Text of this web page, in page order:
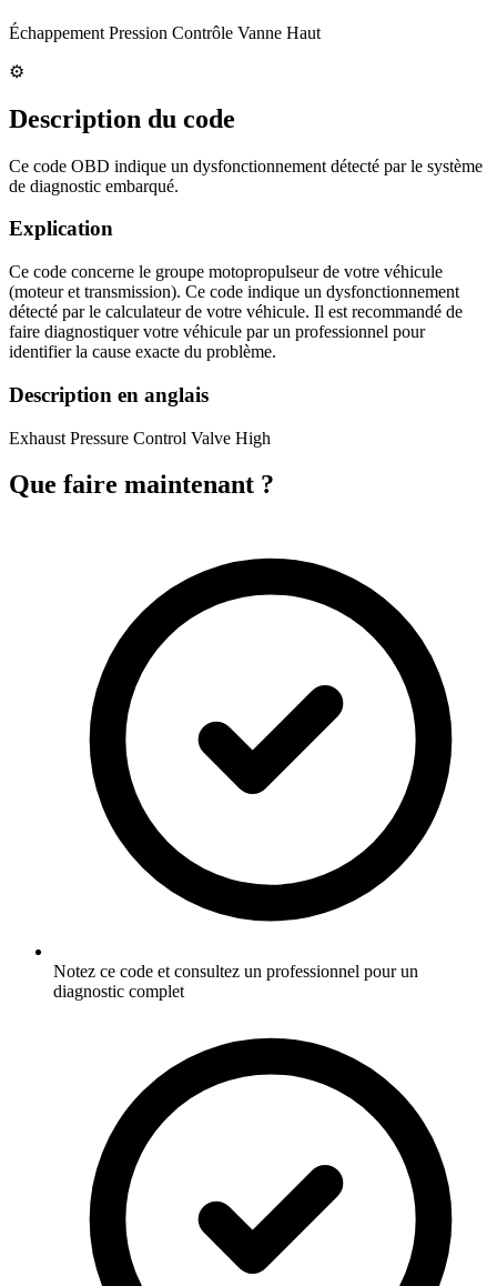
Échappement Pression Contrôle Vanne Haut
⚙️
Description du code
Ce code OBD indique un dysfonctionnement détecté par le système
de diagnostic embarqué.
Explication
Ce code concerne le groupe motopropulseur de votre véhicule
(moteur et transmission). Ce code indique un dysfonctionnement
détecté par le calculateur de votre véhicule. Il est recommandé de
faire diagnostiquer votre véhicule par un professionnel pour
identifier la cause exacte du problème.
Description en anglais
Exhaust Pressure Control Valve High
Que faire maintenant ?
Notez ce code et consultez un professionnel pour un
diagnostic complet